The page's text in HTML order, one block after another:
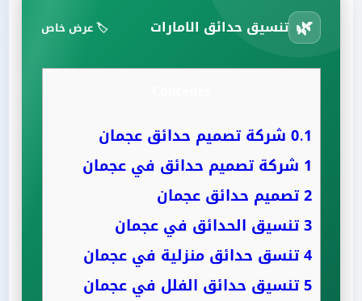
🌿 تنسيق حدائق الامارات 🏷️ عرض خاص
0.1 شركة تصميم حدائق عجمان
1 شركة تصميم حدائق في عجمان
2تصميم حدائق عجمان
3تنسيق الحدائق في عجمان
4تنسق حدائق منزلية في عجمان
5تنسيق حدائق الفلل في عجمان